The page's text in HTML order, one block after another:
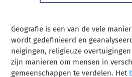
Geografie is een van de vele
wordt gedefinieerd en
neigingen, religieuze
zijn manieren om mensen in
gemeenschappen te verdelen. Het